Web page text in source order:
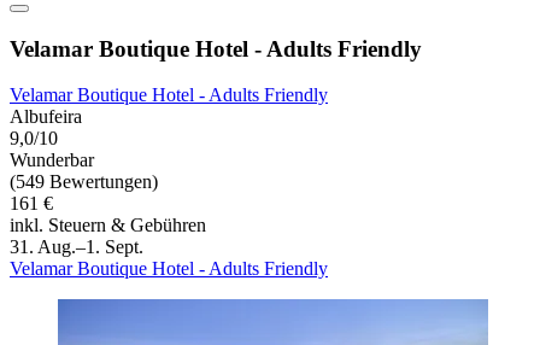
Velamar Boutique Hotel - Adults Friendly
Velamar Boutique Hotel - Adults Friendly
Albufeira
9,0/10
Wunderbar
(549 Bewertungen)
161 €
inkl. Steuern & Gebühren
31. Aug.–1. Sept.
Velamar Boutique Hotel - Adults Friendly